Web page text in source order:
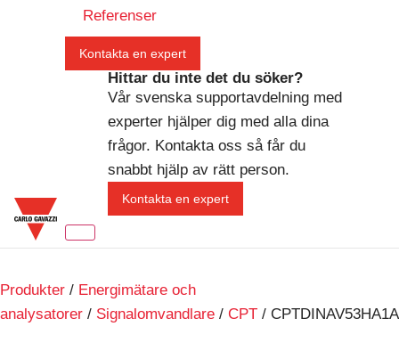
Referenser
Kontakta en expert
Hittar du inte det du söker?
Vår svenska supportavdelning med
experter hjälper dig med alla dina
frågor. Kontakta oss så får du
snabbt hjälp av rätt person.
Kontakta en expert
Produkter / Energimätare och
analysatorer / Signalomvandlare / CPT /